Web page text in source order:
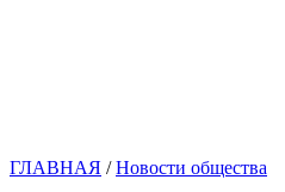
ГЛАВНАЯ /Новости общества